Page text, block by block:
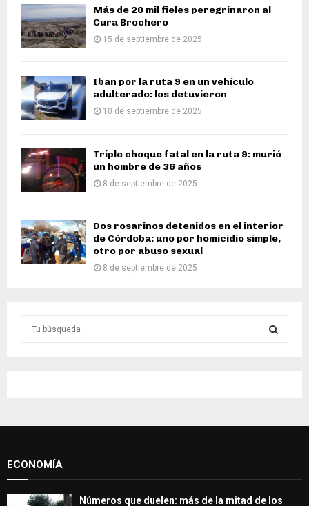
Más de 20 mil fieles peregrinaron al
Cura Brochero
15 de septiembre de 2025
Iban por la ruta 9 en un vehículo
adulterado: los detuvieron
10 de septiembre de 2025
Triple choque fatal en la ruta 9: murió
un hombre de 36 años
8 de septiembre de 2025
Dos rosarinos detenidos en el interior
de Córdoba: uno por homicidio simple,
otro por abuso sexual
8 de septiembre de 2025
o
H
ECONOMÍA
Números que duelen: más de la mitad de los